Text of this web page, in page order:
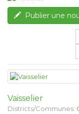
Publier une
Vaisselier
Districts/Communes: